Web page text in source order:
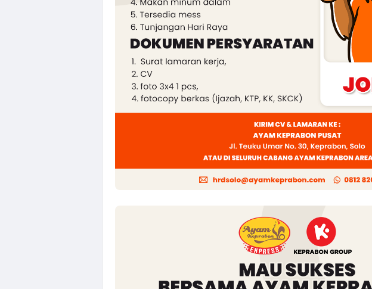
Loker Perusahaan Kontraktor di
Kantor JITU/PONO di Solo Hiring Driver
Loker Staff Accounting, Operator Rafia,
Loker Agustus 2026 di Astra Daihatsu